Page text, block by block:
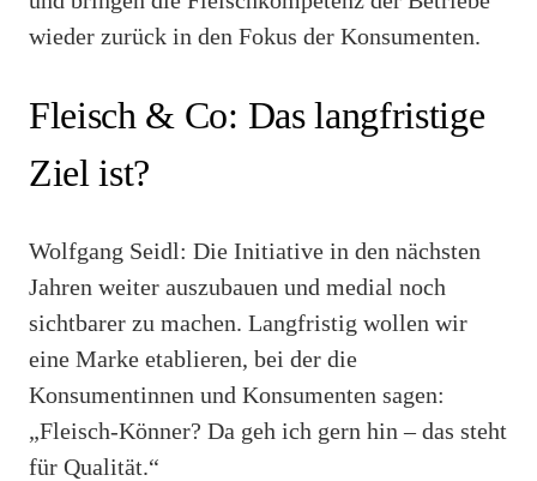
wieder zurück in den Fokus der Konsumenten.
Fleisch & Co: Das langfristige
Ziel ist?
Wolfgang Seidl: Die Initiative in den nächsten
Jahren weiter auszubauen und medial noch
sichtbarer zu machen. Langfristig wollen wir
eine Marke etablieren, bei der die
Konsumentinnen und Konsumenten sagen:
„Fleisch-Könner? Da geh ich gern hin – das steht
für Qualität.“